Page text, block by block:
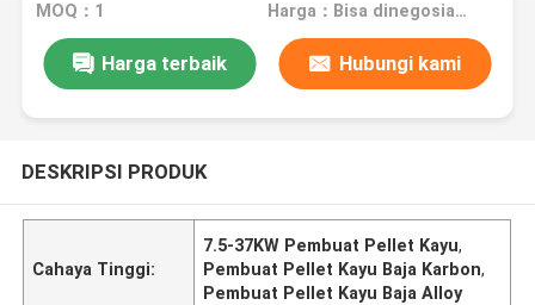
MOQ：1 Harga：Bisa dinegosiasikan
Harga terbaik Hubungi kami
DESKRIPSI PRODUK
Cahaya Tinggi:
7.5-37KW Pembuat Pellet Kayu,
Pembuat Pellet Kayu Baja Karbon,
Pembuat Pellet Kayu Baja Alloy